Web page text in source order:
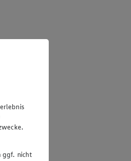
ggf. nicht